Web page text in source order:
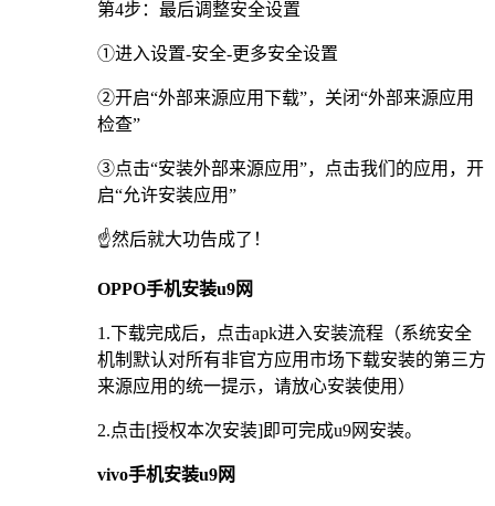
第4步：最后调整安全设置
①进入设置-安全-更多安全设置
②开启“外部来源应用下载”，关闭“外部来源应用
检查”
③点击“安装外部来源应用”，点击我们的应用，开
启“允许安装应用”
☝️然后就大功告成了！
OPPO手机安装u9网
1.下载完成后，点击apk进入安装流程（系统安全
机制默认对所有非官方应用市场下载安装的第三方
来源应用的统一提示，请放心安装使用）
2.点击[授权本次安装]即可完成u9网安装。
vivo手机安装u9网